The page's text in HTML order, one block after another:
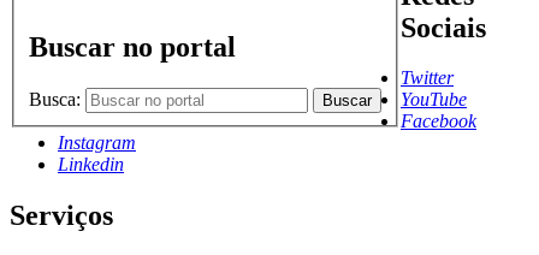
Buscar no portal
Busca: Buscar
Sociais
Twitter
YouTube
Facebook
Instagram
Linkedin
Serviços